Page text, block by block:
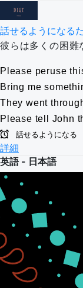
話せるようになる
彼らは多くの困難
Please peruse
Bring me
They went
Please tell John
話せるようになる
詳細
英語 - 日本語